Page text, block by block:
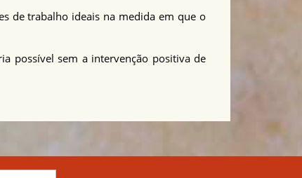
de trabalho ideais na medida em que o
possível sem a intervenção positiva de